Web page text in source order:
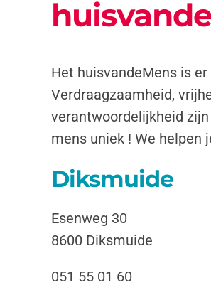
Het huisvandeMens is
Verdraagzaamheid,
verantwoordelijkheid
mens uniek ! We helpen
Diksmuide
Esenweg 30
8600 Diksmuide
051 55 01 60